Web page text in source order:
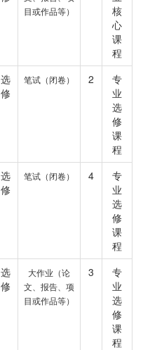
目或作品等）
核
心
课
程
选
修
笔试（闭卷） 2
专
业
选
修
课
程
选
修
笔试（闭卷） 4
专
业
选
修
课
程
选
修
大作业（论
文、报告、项
目或作品等）
3
专
业
选
修
课
程